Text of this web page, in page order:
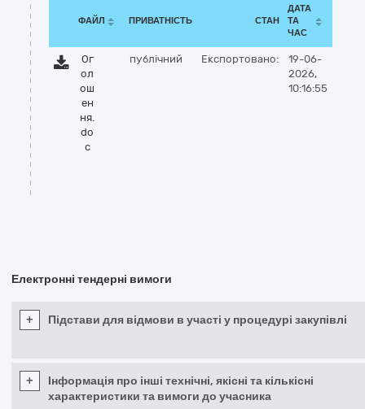
ФАЙЛ ПРИВАТНІСТЬ СТАН
ДАТА
ТА
ЧАС
Ог
ол
ош
ен
ня.
do
c
публічний Експортовано:
19-06-
2026,
10:16:55
Електронні тендерні вимоги
+ Підстави для відмови в участі у процедурі закупівлі
+
Інформація про інші технічні, якісні та кількісні
характеристики та вимоги до учасника